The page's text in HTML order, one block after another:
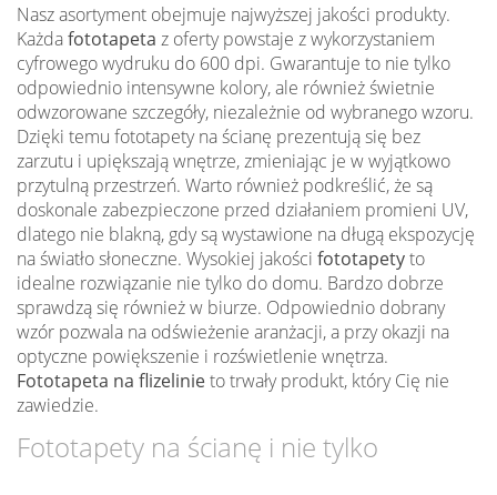
Nasz asortyment obejmuje najwyższej jakości produkty.
Każdafototapeta z oferty powstaje z wykorzystaniem
cyfrowego wydruku do 600 dpi. Gwarantuje to nie tylko
odpowiednio intensywne kolory, ale również świetnie
odwzorowane szczegóły, niezależnie od wybranego wzoru.
Dzięki temu fototapety na ścianę prezentują się bez
zarzutu i upiększają wnętrze, zmieniając je w wyjątkowo
przytulną przestrzeń. Warto również podkreślić, że są
doskonale zabezpieczone przed działaniem promieni UV,
dlatego nie blakną, gdy są wystawione na długą ekspozycję
na światło słoneczne. Wysokiej jakości fototapetyto
idealne rozwiązanie nie tylko do domu. Bardzo dobrze
sprawdzą się również w biurze. Odpowiednio dobrany
wzór pozwala na odświeżenie aranżacji, a przy okazji na
optyczne powiększenie i rozświetlenie wnętrza.
Fototapeta na flizelinieto trwały produkt, który Cię nie
zawiedzie.
Fototapety na ścianę i nie tylko